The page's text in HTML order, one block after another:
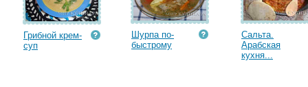
Грибной крем-
суп
Шурпа по-
быстрому
Сальта.
Арабская
кухня...